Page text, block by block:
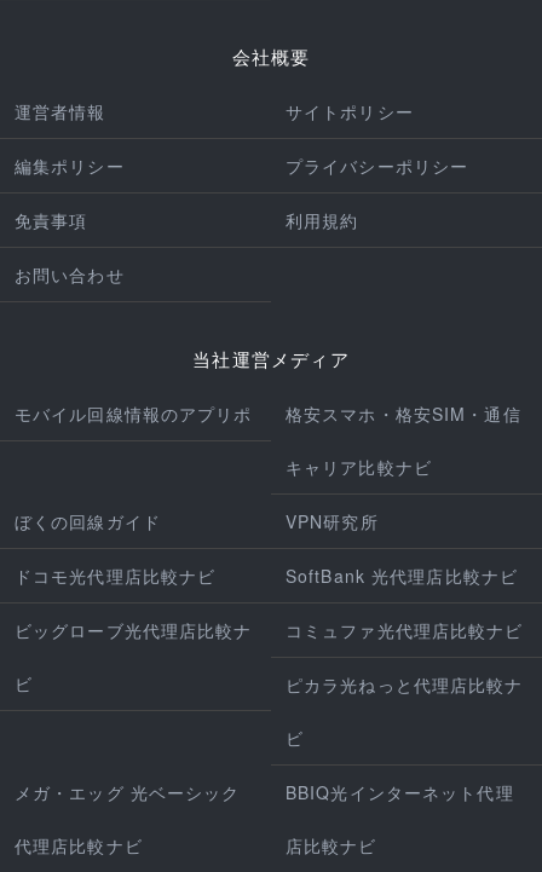
会社概要
運営者情報 サイトポリシー
編集ポリシー プライバシーポリシー
免責事項 利用規約
お問い合わせ
当社運営メディア
モバイル回線情報のアプリポ 格安スマホ・格安SIM・通信
キャリア比較ナビ
ぼくの回線ガイド VPN研究所
ドコモ光代理店比較ナビ SoftBank 光代理店比較ナビ
ビッグローブ光代理店比較ナ
ビ
コミュファ光代理店比較ナビ
ピカラ光ねっと代理店比較ナ
ビ
メガ・エッグ 光ベーシック
代理店比較ナビ
BBIQ光インターネット代理
店比較ナビ